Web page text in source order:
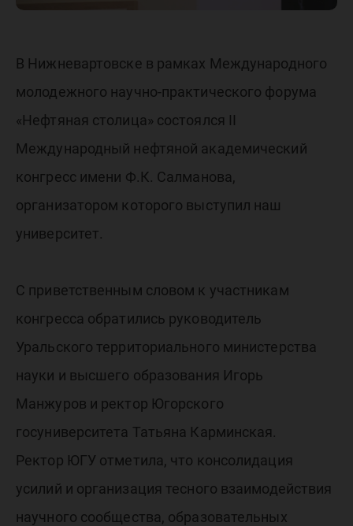
В Нижневартовске в рамках Международного
молодежного научно-практического форума
«Нефтяная столица» состоялся II
Международный нефтяной академический
конгресс имени Ф.К. Салманова,
организатором которого выступил наш
университет.
С приветственным словом к участникам
конгресса обратились руководитель
Уральского территориального министерства
науки и высшего образования Игорь
Манжуров и ректор Югорского
госуниверситета Татьяна Карминская.
Ректор ЮГУ отметила, что консолидация
усилий и организация тесного взаимодействия
научного сообщества, образовательных